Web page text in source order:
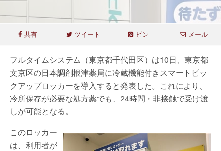
共有 ツイート ピン メール
フルタイムシステム（東京都千代田区）は10日、東京都
文京区の日本調剤根津薬局に冷蔵機能付きスマートピッ
クアップロッカーを導入すると発表した。これにより、
冷所保存が必要な処方薬でも、24時間・非接触で受け渡
しが可能となる。
このロッカー
は、利用者が